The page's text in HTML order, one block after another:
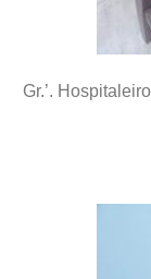
Gr.’. Hospitaleiro